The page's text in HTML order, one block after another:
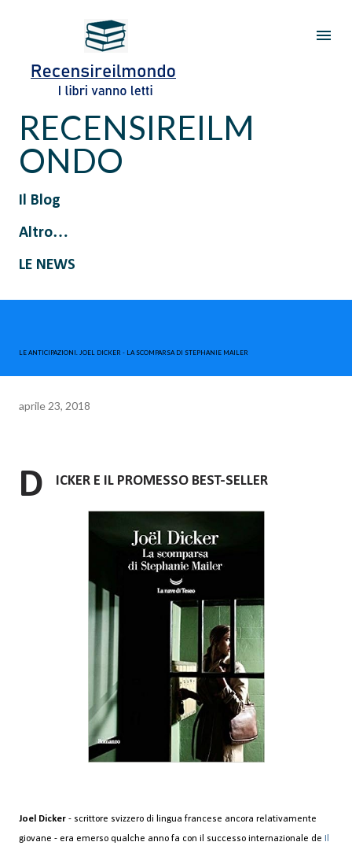
Passa ai contenuti principali
RECENSIREILM
ONDO
Il Blog
Altro…
LE NEWS
LE ANTICIPAZIONI. JOEL DICKER - LA SCOMPARSA DI STEPHANIE MAILER
aprile 23, 2018
D ICKER E IL PROMESSO BEST-SELLER
Joel Dicker - scrittore svizzero di lingua francese ancora relativamente
giovane - era emerso qualche anno fa con il successo internazionale de